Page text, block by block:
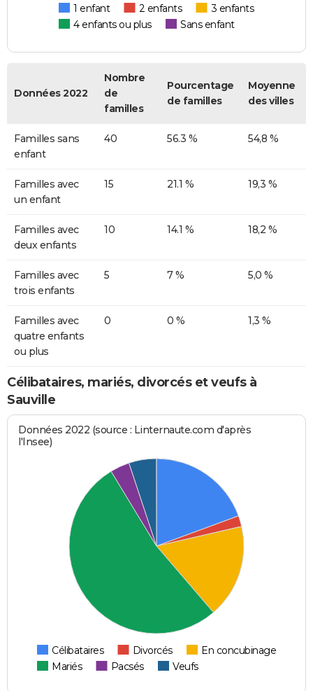
1 enfant 2 enfants
3 enfants
4 enfants ou plus
Sans enfant
Données 2022
Nombre
de
familles
Pourcentage
de familles
Moyenne
des villes
Familles sans
enfant
40 56.3 % 54,8 %
Familles avec
un enfant
15 21.1 % 19,3 %
Familles avec
deux enfants
10 14.1 % 18,2 %
Familles avec
trois enfants
5 7 % 5,0 %
Familles avec
quatre enfants
ou plus
0 0 % 1,3 %
Célibataires, mariés, divorcés et veufs à
Sauville
Données 2022 (source : Linternaute.com d'après
l'Insee)
Célibataires Divorcés
En concubinage
Mariés
Pacsés Veufs